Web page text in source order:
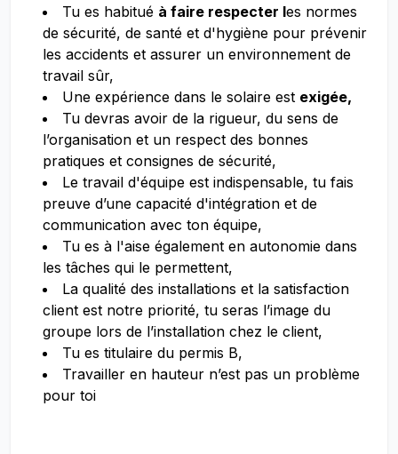
Tu es habitué à faire respecter les normes
de sécurité, de santé et d'hygiène pour prévenir
les accidents et assurer un environnement de
travail sûr,
Une expérience dans le solaire est exigée,
Tu devras avoir de la rigueur, du sens de
l’organisation et un respect des bonnes
pratiques et consignes de sécurité,
Le travail d'équipe est indispensable, tu fais
preuve d’une capacité d'intégration et de
communication avec ton équipe,
Tu es à l'aise également en autonomie dans
les tâches qui le permettent,
La qualité des installations et la satisfaction
client est notre priorité, tu seras l’image du
groupe lors de l’installation chez le client,
Tu es titulaire du permis B,
Travailler en hauteur n’est pas un problème
pour toi